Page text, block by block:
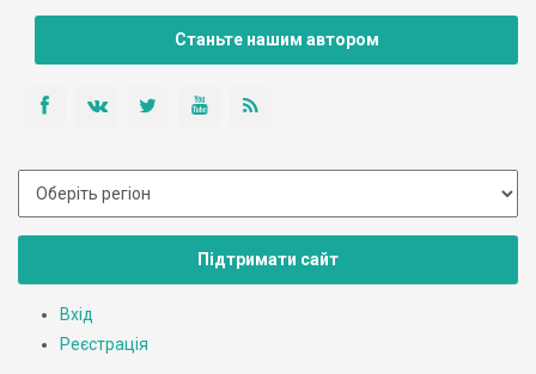
Станьте нашим автором
Підтримати сайт
Вхід
Реєстрація